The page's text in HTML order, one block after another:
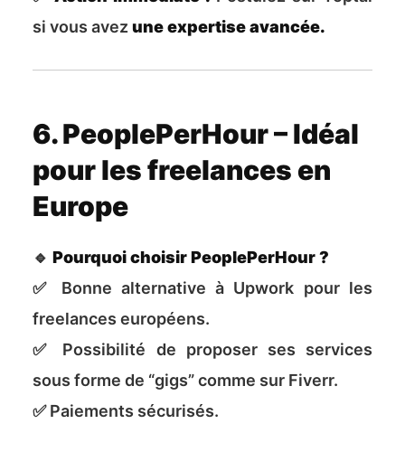
si vous avez une expertise avancée.
6. PeoplePerHour – Idéal
pour les freelances en
Europe
🔹 Pourquoi choisir PeoplePerHour ?
✅ Bonne alternative à Upwork pour les
freelances européens.
✅ Possibilité de proposer ses services
sous forme de “gigs” comme sur Fiverr.
✅ Paiements sécurisés.